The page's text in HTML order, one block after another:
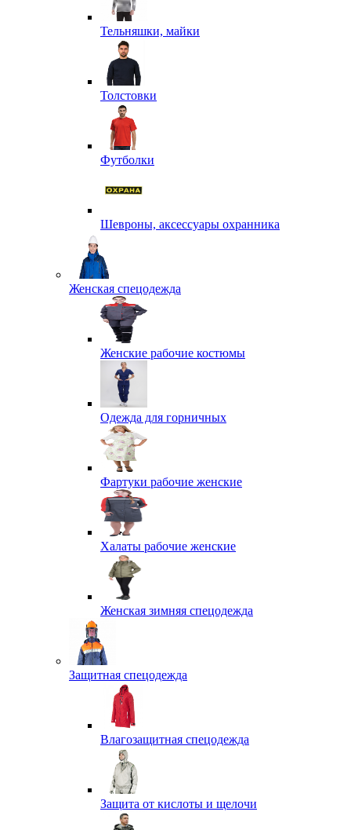
Тельняшки, майки
Толстовки
Футболки
Шевроны, аксессуары охранника
Женская спецодежда
Женские рабочие костюмы
Одежда для горничных
Фартуки рабочие женские
Халаты рабочие женские
Женская зимняя спецодежда
Защитная спецодежда
Влагозащитная спецодежда
Защита от кислоты и щелочи